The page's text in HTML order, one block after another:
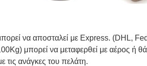
να αποσταλεί με Express. (DHL,
μπορεί να μεταφερθεί με αέρος ή
τις ανάγκες του πελάτη.